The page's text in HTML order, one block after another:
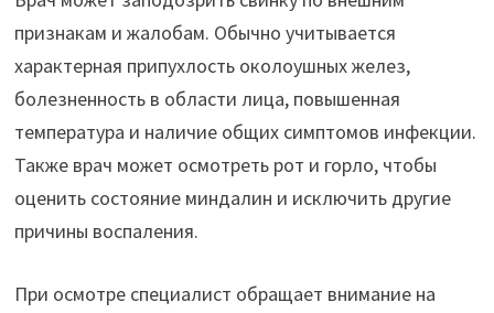
признакам и жалобам. Обычно учитывается
характерная припухлость околоушных желез,
болезненность в области лица, повышенная
температура и наличие общих симптомов инфекции.
Также врач может осмотреть рот и горло, чтобы
оценить состояние миндалин и исключить другие
причины воспаления.
При осмотре специалист обращает внимание на